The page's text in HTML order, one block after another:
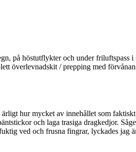
på höstutflykter och under
överlevnadskit / prepping med
hur mycket av innehållet som
och laga trasiga dragkedjor.
ved och frusna fingrar, lyckades